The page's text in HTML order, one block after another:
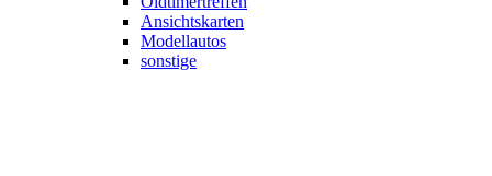
Ansichtskarten
Modellautos
sonstige